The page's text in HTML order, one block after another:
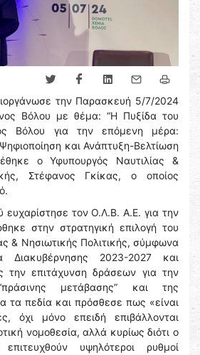
την Παρασκευή 5/7/2024
Βόλου με θέμα: “Η Πυξίδα του
Βόλου για την επόμενη μέρα:
και Ανάπτυξη-Βελτίωση
ο Υφυπουργός Ναυτιλίας &
Στέφανος Γκίκας, ο οποίος
τον Ο.Λ.Β. Α.Ε. για την
στην στρατηγική επιλογή του
& Νησιωτικής Πολιτικής, σύμφωνα
2023-2027 και
την επιτάχυνση δράσεων για την
μετάβασης” και της
τα πεδία και πρόσθεσε πως «είναι
όχι μόνο επειδή επιβάλλονται
νομοθεσία, αλλά κυρίως διότι ο
υψηλότεροι ρυθμοί